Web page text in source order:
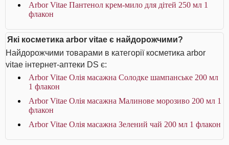
Arbor Vitae Пантенол крем-мило для дітей 250 мл 1
флакон
Які косметика arbor vitae є найдорожчими?
Найдорожчими товарами в категорії косметика arbor
vitae інтернет-аптеки DS є:
Arbor Vitae Олія масажна Солодке шампанське 200 мл
1 флакон
Arbor Vitae Олія масажна Малинове морозиво 200 мл 1
флакон
Arbor Vitae Олія масажна Зелений чай 200 мл 1 флакон